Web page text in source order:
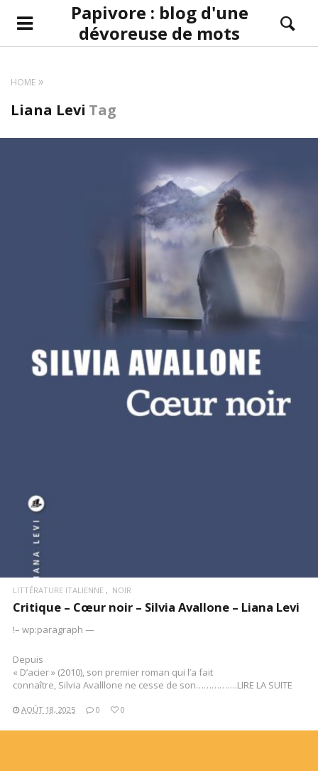
Papivore : blog d'une
dévoreuse de mots
HOME
Liana Levi Tag
LIRE LA SUITE
LITTÉRATURE ITALIENNE NOIR
Critique – Cœur noir – Silvia Avallone – Liana Levi
!– wp:paragraph —
Depuis
« D’acier » (2010), son premier roman qui l’a fait
connaître, Silvia Avalllone ne cesse de son…………….LIRE LA SUITE
AOÛT 18, 2025 0 0